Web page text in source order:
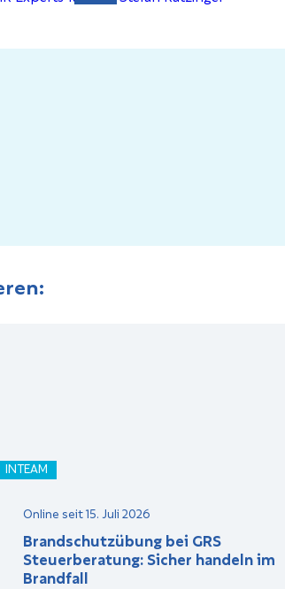
INTEAM
Online seit 15. Juli 2026
Brandschutzübung bei GRS
Steuerberatung: Sicher handeln im
Brandfall